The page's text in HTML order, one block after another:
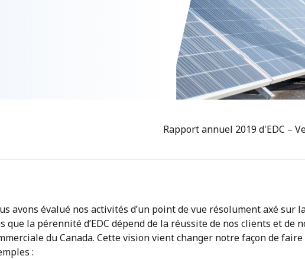
Rapport annuel 2019 d'EDC –
avons évalué nos activités d’un point de vue résolument axé sur
la pérennité d’EDC dépend de la réussite de nos clients et de
du Canada. Cette vision vient changer notre façon de faire
: